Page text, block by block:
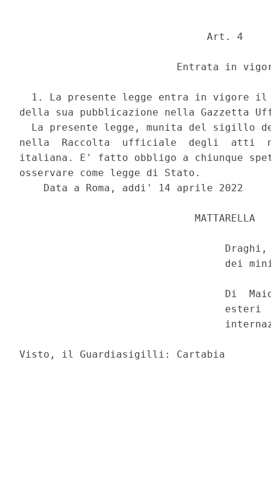
                               Art. 4
Entrata in
1. La presente legge entra in vigore
della sua pubblicazione nella Gazzetta
La presente legge, munita del sigillo
nella  Raccolta  ufficiale  degli  atti
italiana. E' fatto obbligo a chiunque
osservare come legge di Stato.
    Data a Roma, addi' 14 aprile 2022
                             MATTARELLA
dei
Di
esteri